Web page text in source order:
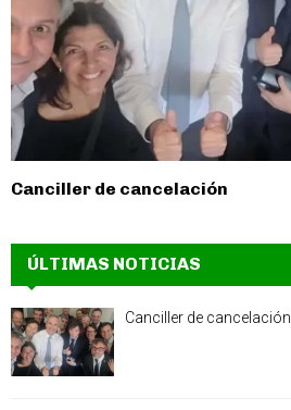
Canciller de cancelación
ÚLTIMAS NOTICIAS
Canciller de cancelación